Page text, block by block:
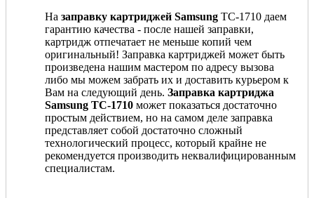
На заправку картриджей Samsung TC-1710 даем
гарантию качества - после нашей заправки,
картридж отпечатает не меньше копий чем
оригинальный! Заправка картриджей может быть
произведена нашим мастером по адресу вызова
либо мы можем забрать их и доставить курьером к
Вам на следующий день. Заправка картриджа
Samsung TC-1710 может показаться достаточно
простым действием, но на самом деле заправка
представляет собой достаточно сложный
технологический процесс, который крайне не
рекомендуется производить неквалифицированным
специалистам.